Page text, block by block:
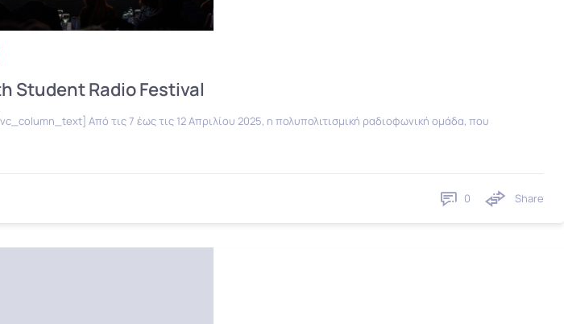
Student Radio Festival
Από τις 7 έως τις 12 Απριλίου 2025, η πολυπολιτισμική ραδιοφωνική ομάδα, που
0 Share